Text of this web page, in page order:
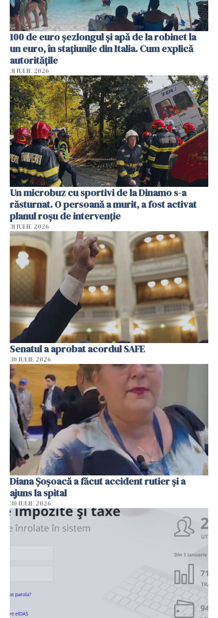
100 de euro șezlongul și apă de la robinet la
un euro, în stațiunile din Italia. Cum explică
autoritățile
31 IULIE 2026
Un microbuz cu sportivi de la Dinamo s-a
răsturnat. O persoană a murit, a fost activat
planul roșu de intervenție
31 IULIE 2026
Senatul a aprobat acordul SAFE
30 IULIE 2026
Diana Șoșoacă a făcut accident rutier și a
ajuns la spital
30 IULIE 2026